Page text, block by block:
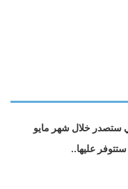
ستصدر خلال شهر مايو